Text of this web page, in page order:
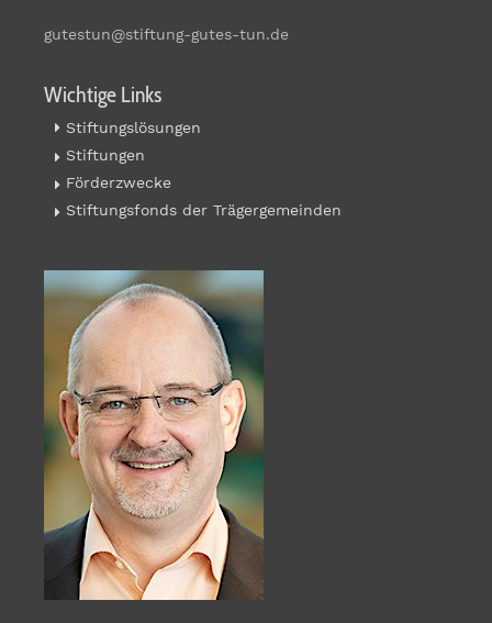
gutestun@stiftung-gutes-tun.de
Wichtige Links
Stiftungslösungen
Stiftungen
Förderzwecke
Stiftungsfonds der Trägergemeinden